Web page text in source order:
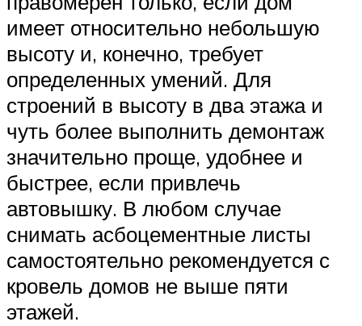
имеет относительно небольшую
высоту и, конечно, требует
определенных умений. Для
строений в высоту в два этажа и
чуть более выполнить демонтаж
значительно проще, удобнее и
быстрее, если привлечь
автовышку. В любом случае
снимать асбоцементные листы
самостоятельно рекомендуется с
кровель домов не выше пяти
этажей.